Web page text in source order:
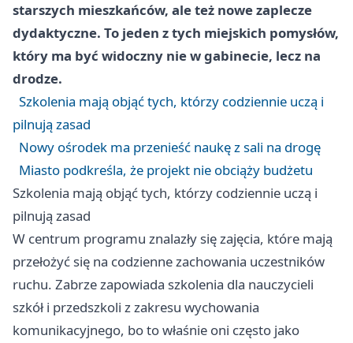
starszych mieszkańców, ale też nowe zaplecze
dydaktyczne. To jeden z tych miejskich pomysłów,
który ma być widoczny nie w gabinecie, lecz na
drodze.
Szkolenia mają objąć tych, którzy codziennie uczą i
pilnują zasad
Nowy ośrodek ma przenieść naukę z sali na drogę
Miasto podkreśla, że projekt nie obciąży budżetu
Szkolenia mają objąć tych, którzy codziennie uczą i
pilnują zasad
W centrum programu znalazły się zajęcia, które mają
przełożyć się na codzienne zachowania uczestników
ruchu. Zabrze zapowiada szkolenia dla nauczycieli
szkół i przedszkoli z zakresu wychowania
komunikacyjnego, bo to właśnie oni często jako